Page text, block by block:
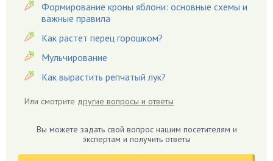
Гацания
Гвоздики
Герань
Гиацинт
Гибискус
Гладиолусы
Формирование кроны яблони: основные схемы и
важные правила
Как растет перец горошком?
Мульчирование
Как вырастить репчатый лук?
Или смотрите другие вопросы и ответы
Вы можете задать свой вопрос нашим посетителям и
экспертам и получить ответы